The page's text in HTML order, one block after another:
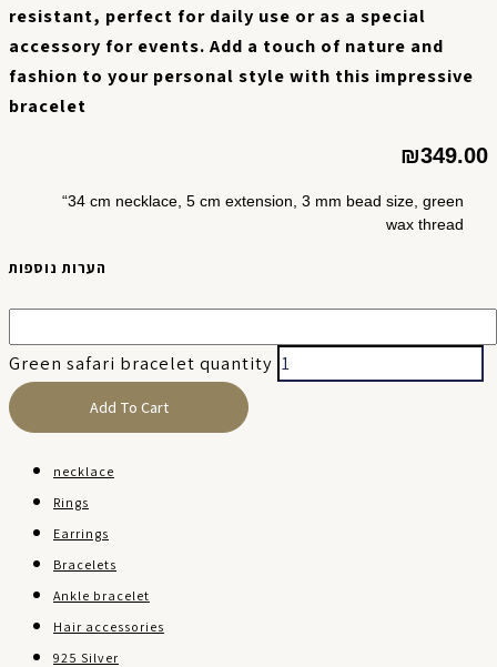
resistant, perfect for daily use or as a special
accessory for events. Add a touch of nature and
fashion to your personal style with this impressive
bracelet
₪349.00
“34 cm necklace, 5 cm extension, 3 mm bead size, green
wax thread
הערות נוספות
Green safari bracelet quantity
Add To Cart
necklace
Rings
Earrings
Bracelets
Ankle bracelet
Hair accessories
925 Silver